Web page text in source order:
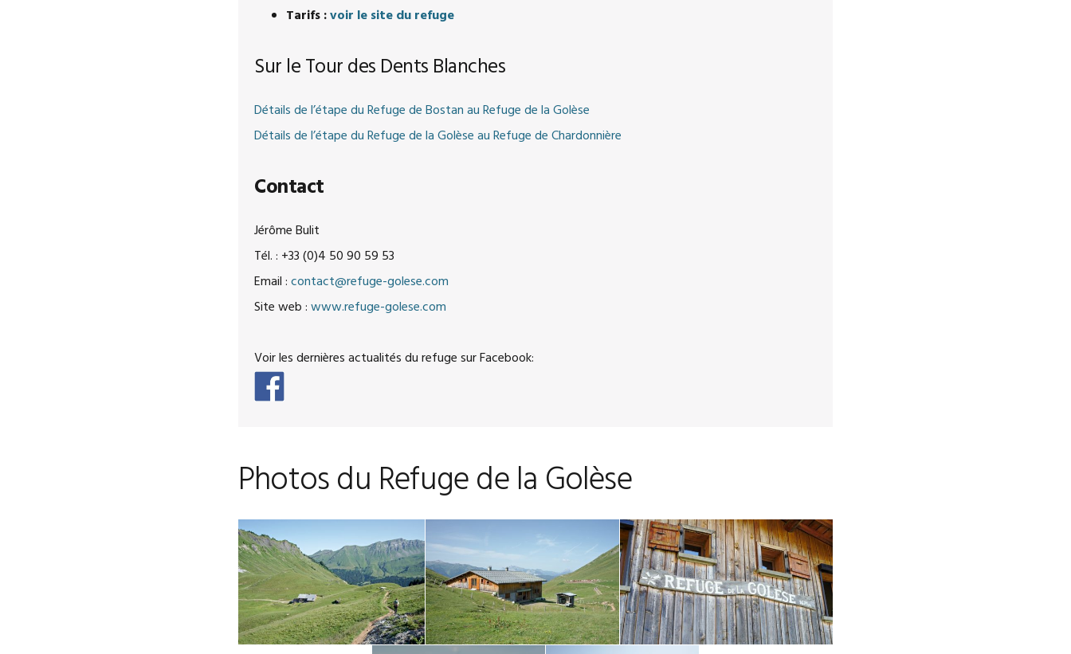
Tarifs :voir le site du refuge
Sur le Tour des Dents Blanches
Détails de l’étape du Refuge de Bostan au Refuge de la Golèse
Détails de l’étape du Refuge de la Golèse au Refuge de Chardonnière
Contact
Jérôme Bulit
Tél. : +33 (0)4 50 90 59 53
Email :contact@refuge-golese.com
Site web :www.refuge-golese.com
Voir les dernières actualités du refuge sur Facebook:
Photos du Refuge de la Golèse